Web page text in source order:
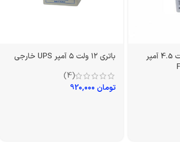
باتری یو پی اس 6 ولت 4.5 آمپر
باتری ۱۲ ولت ۵ آمپر UPS خارجی
(4)
تومان